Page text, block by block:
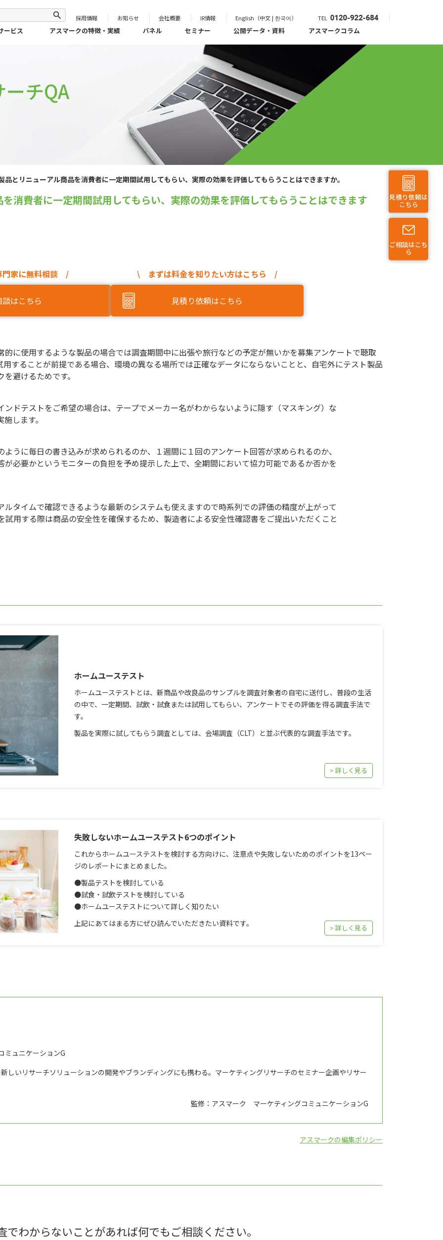
採用情報 お知らせ 会社概要 IR情報 English（中文 | 한국어） TEL
ービス アスマークの特徴・実績 パネル セミナー 公開データ・資料 アスマークコラム
見積り依頼は
こちら
ご相談はこち
ら
チQA
品とリニューアル商品を消費者に一定期間試用してもらい、実際の効果を評価してもらうことはできますか。
消費者に一定期間試用してもらい、実際の効果を評価してもらうことはできます
家に無料相談 /
はこちら
\ まずは料金を知りたい方はこちら /
見積り依頼はこちら
に使用するような製品の場合では調査期間中に出張や旅行などの予定が無いかを募集アンケートで聴取
することが前提である場合、環境の異なる場所では正確なデータにならないことと、自宅外にテスト製品
避けるためです。
ドテストをご希望の場合は、テープでメーカー名がわからないように隠す（マスキング）な
します。
うに毎日の書き込みが求められるのか、１週間に１回のアンケート回答が求められるのか、
必要かというモニターの負担を予め提示した上で、全期間において協力可能であるか否かを
タイムで確認できるような最新のシステムも使えますので時系列での評価の精度が上がって
試用する際は商品の安全性を確保するため、製造者による安全性確認書をご提出いただくこと
ホームユーステスト
ホームユーステストとは、新商品や改良品のサンプルを調査対象者の自宅に送付し、普段の生活
の中で、一定期間、試飲・試食または試用してもらい、アンケートでその評価を得る調査手法で
す。
製品を実際に試してもらう調査としては、会場調査（CLT）と並ぶ代表的な調査手法です。
> 詳しく見る
失敗しないホームユーステスト6つのポイント
これからホームユーステストを検討する方向けに、注意点や失敗しないためのポイントを13ペー
ジのレポートにまとめました。
●製品テストを検討している
●試食・試飲テストを検討している
●ホームユーステストについて詳しく知りたい
上記にあてはまる方にぜひ読んでいただきたい資料です。
> 詳しく見る
ュニケーションG
しいリサーチソリューションの開発やブランディングにも携わる。マーケティングリサーチのセミナー企画やリサー
監修：アスマーク マーケティングコミュニケーションG
アスマークの編集ポリシー
でわからないことがあれば何でもご相談ください。